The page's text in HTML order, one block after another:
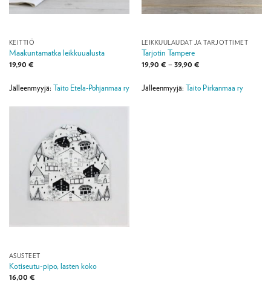
KEITTIÖ
Maakuntamatka leikkuualusta
19,90 €
Jälleenmyyjä: Taito Etela-Pohjanmaa ry
LEIKKUULAUDAT JA TARJOTTIMET
Tarjotin Tampere
19,90 € – 39,90 €Hintaluokka:
39,90 €
Jälleenmyyjä: Taito Pirkanmaa ry
ASUSTEET
Kotiseutu-pipo, lasten koko
16,00 €